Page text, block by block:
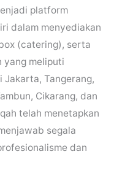
platform
dalam menyediakan
(catering), serta
yang meliputi
Tangerang,
Cikarang, dan
telah menetapkan
segala
dan